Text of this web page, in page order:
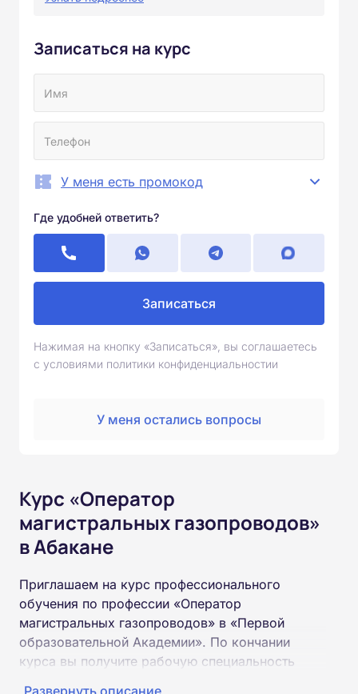
Записаться на курс
У меня есть промокод
Где удобней ответить?
Записаться
Нажимая на кнопку «Записаться», вы соглашаетесь
с условиями политики конфиденциальностии
У меня остались вопросы
Курс «Оператор
магистральных газопроводов»
в Абакане
Приглашаем на курс профессионального
обучения по профессии «Оператор
магистральных газопроводов» в «Первой
образовательной Академии». По кончании
курса вы получите рабочую специальность
Развернуть описание